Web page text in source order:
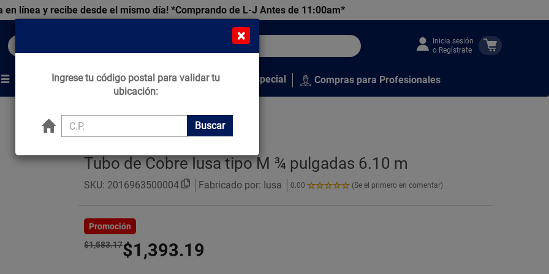
en línea y recibe desde el mismo día! *Comprando de L-J Antes de 11:00am*
Inicia sesión
o Regístrate
Marcas Tips que Construyen Venta Especial Compras para Profesionales
Tubo de Cobre Iusa tipo M ¾ pulgadas 6.10 m
SKU: 2016963500004 Fabricado por: Iusa 0.00
0.00
(Se el primero en comentar)
Promoción
$1,583.17$1,393.19
×
Ingrese tu código postal para validar tu
ubicación:
Buscar